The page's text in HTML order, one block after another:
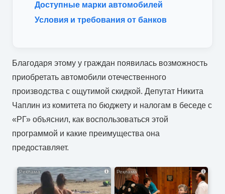
Доступные марки автомобилей
Условия и требования от банков
Благодаря этому у граждан появилась возможность
приобретать автомобили отечественного
производства с ощутимой скидкой. Депутат Никита
Чаплин из комитета по бюджету и налогам в беседе с
«РГ» объяснил, как воспользоваться этой
программой и какие преимущества она
предоставляет.
i i